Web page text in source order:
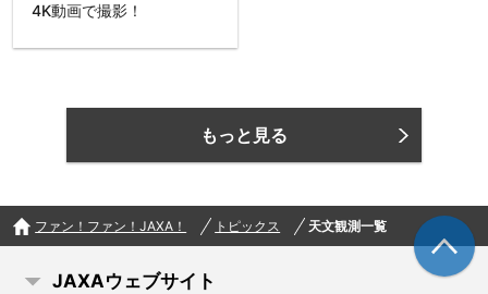
4K動画で撮影！
もっと見る
ファン！ファン！JAXA！ トピックス 天文観測一覧
JAXAウェブサイト